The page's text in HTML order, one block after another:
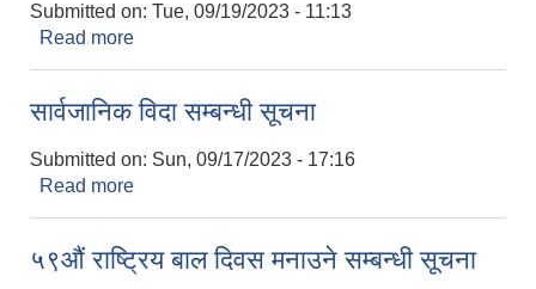
Submitted on: Tue, 09/19/2023 - 11:13
Read more
सार्वजानिक विदा सम्बन्धी सूचना
Submitted on: Sun, 09/17/2023 - 17:16
Read more
५९औं राष्ट्रिय बाल दिवस मनाउने सम्बन्धी सूचना